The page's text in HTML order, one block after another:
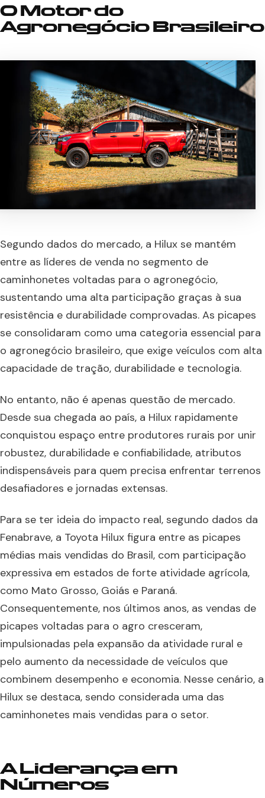
O Motor do
Agronegócio Brasileiro
Segundo dados do mercado, a Hilux se mantém
entre as líderes de venda no segmento de
caminhonetes voltadas para o agronegócio,
sustentando uma alta participação graças à sua
resistência e durabilidade comprovadas. As picapes
se consolidaram como uma categoria essencial para
o agronegócio brasileiro, que exige veículos com alta
capacidade de tração, durabilidade e tecnologia.
No entanto, não é apenas questão de mercado.
Desde sua chegada ao país, a Hilux rapidamente
conquistou espaço entre produtores rurais por unir
robustez, durabilidade e confiabilidade, atributos
indispensáveis para quem precisa enfrentar terrenos
desafiadores e jornadas extensas.
Para se ter ideia do impacto real, segundo dados da
Fenabrave, a Toyota Hilux figura entre as picapes
médias mais vendidas do Brasil, com participação
expressiva em estados de forte atividade agrícola,
como Mato Grosso, Goiás e Paraná.
Consequentemente, nos últimos anos, as vendas de
picapes voltadas para o agro cresceram,
impulsionadas pela expansão da atividade rural e
pelo aumento da necessidade de veículos que
combinem desempenho e economia. Nesse cenário, a
Hilux se destaca, sendo considerada uma das
caminhonetes mais vendidas para o setor.
A Liderança em
Números